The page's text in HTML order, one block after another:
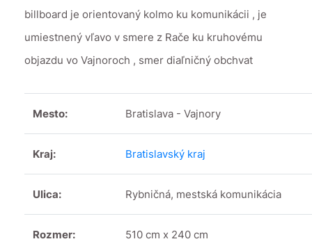
billboard je orientovaný kolmo ku komunikácii , je
umiestnený vľavo v smere z Rače ku kruhovému
objazdu vo Vajnoroch , smer diaľničný obchvat
Mesto: Bratislava - Vajnory
Kraj: Bratislavský kraj
Ulica: Rybničná, mestská komunikácia
Rozmer: 510 cm x 240 cm